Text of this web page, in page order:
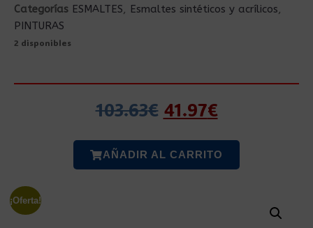
Categorías ESMALTES, Esmaltes sintéticos y acrílicos,
PINTURAS
2 disponibles
103.63€ 41.97€
AÑADIR AL CARRITO
¡Oferta!